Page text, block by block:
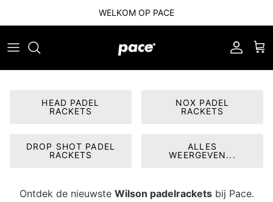
WELKOM OP PACE
Account
HEAD PADEL
RACKETS
NOX PADEL
RACKETS
DROP SHOT PADEL
RACKETS
ALLES
WEERGEVEN...
Ontdek de nieuwste Wilson padelracketsbij Pace.